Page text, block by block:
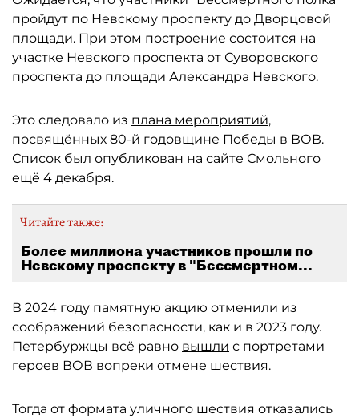
пройдут по Невскому проспекту до Дворцовой
площади. При этом построение состоится на
участке Невского проспекта от Суворовского
проспекта до площади Александра Невского.
Это следовало из плана мероприятий,
посвящённых 80-й годовщине Победы в ВОВ.
Список был опубликован на сайте Смольного
ещё 4 декабря.
Читайте также:
Более миллиона участников прошли по
Невскому проспекту в "Бессмертном...
В 2024 году памятную акцию отменили из
соображений безопасности, как и в 2023 году.
Петербуржцы всё равно вышли с портретами
героев ВОВ вопреки отмене шествия.
Тогда от формата уличного шествия отказались